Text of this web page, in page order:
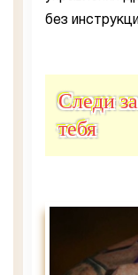
без
Следи
тебя